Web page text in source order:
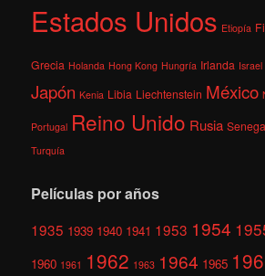
Estados Unidos Etiopía
Grecia Holanda Hong Kong Hungría Irlanda Israel
Japón Kenia Libia Liechtenstein México
Portugal Reino Unido Rusia
Turquía
Películas por años
1935 1939 1940 1941 1953 1954
1960 1961 1962 1963 1964 1965